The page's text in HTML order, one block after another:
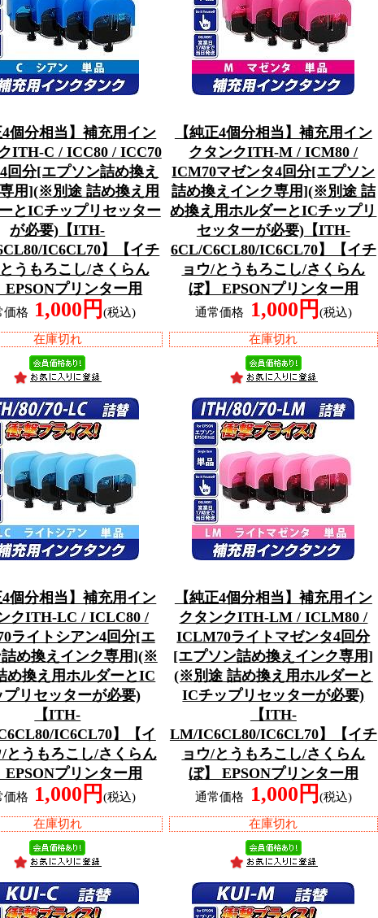
4個分相当】補充用イン
ITH-C / ICC80 / ICC70
回分[エプソン詰め換え
用](※別途 詰め換え用
とICチップリセッター
が必要)【ITH-
IC6CL70】【イチ
うもろこし/さくらん
EPSONプリンター用
価格 1,000円(税込)
在庫切れ
【純正4個分相当】補充用イン
クタンクITH-M / ICM80 /
ICM70マゼンタ4回分[エプソン
詰め換えインク専用](※別途 詰
め換え用ホルダーとICチップリ
セッターが必要)【ITH-
6CL/C6CL80/IC6CL70】【イチ
ョウ/とうもろこし/さくらん
ぼ】 EPSONプリンター用
通常価格 1,000円 (税込)
在庫切れ
4個分相当】補充用イン
クITH-LC / ICLC80 /
ライトシアン4回分[エ
詰め換えインク専用](※
め換え用ホルダーとIC
プリセッターが必要)
【ITH-
IC6CL70】【イ
とうもろこし/さくらん
EPSONプリンター用
価格 1,000円(税込)
在庫切れ
【純正4個分相当】補充用イン
クタンクITH-LM / ICLM80 /
ICLM70ライトマゼンタ4回分
[エプソン詰め換えインク専用]
(※別途 詰め換え用ホルダーと
ICチップリセッターが必要)
【ITH-
LM/IC6CL80/IC6CL70】【イチ
ョウ/とうもろこし/さくらん
ぼ】 EPSONプリンター用
通常価格 1,000円 (税込)
在庫切れ